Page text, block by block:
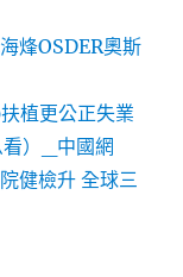
烽OSDER奧斯
植更公正失業
看）_中國網
健檢升 全球三